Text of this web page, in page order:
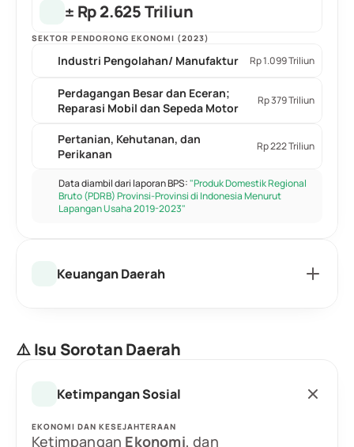
± Rp 2.625 Triliun
SEKTOR PENDORONG EKONOMI (2023)
Industri Pengolahan/ Manufaktur Rp 1.099 Triliun
Perdagangan Besar dan Eceran;
Reparasi Mobil dan Sepeda Motor
Rp 379 Triliun
Pertanian, Kehutanan, dan
Perikanan
Rp 222 Triliun
Data diambil dari laporan BPS: "Produk Domestik Regional
Bruto (PDRB) Provinsi-Provinsi di Indonesia Menurut
Lapangan Usaha 2019-2023"
Keuangan Daerah
⚠️ Isu Sorotan Daerah
Ketimpangan Sosial
EKONOMI DAN KESEJAHTERAAN
Ketimpangan Ekonomi